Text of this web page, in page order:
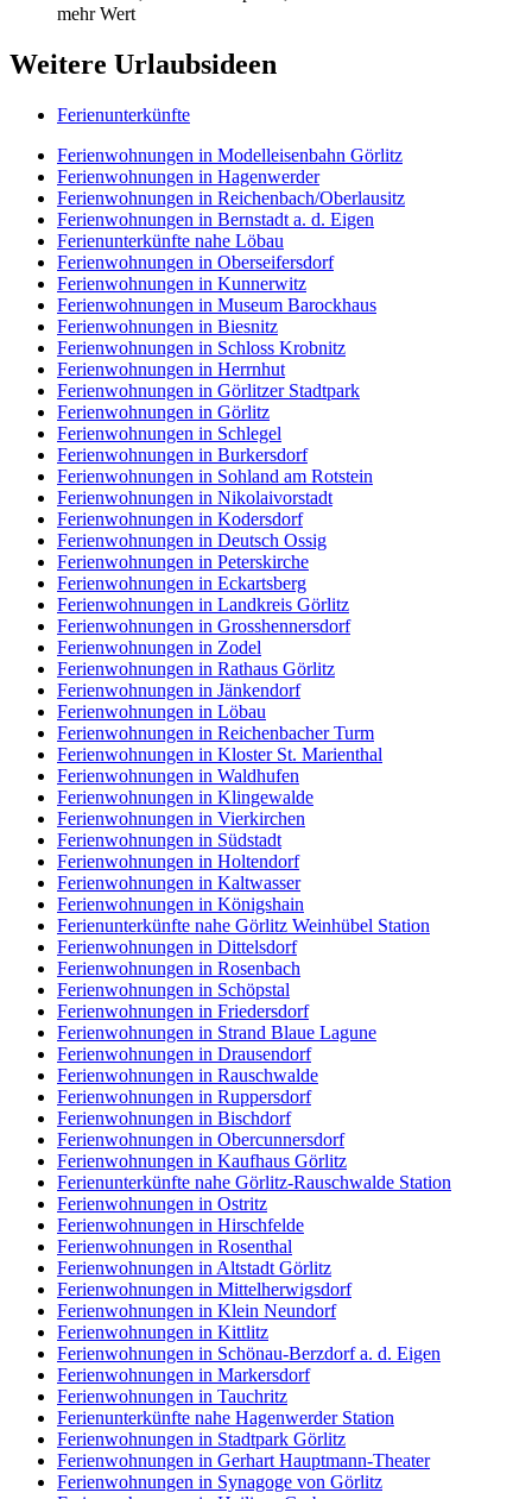
mehr Wert
Weitere Urlaubsideen
Ferienunterkünfte
Ferienwohnungen in Modelleisenbahn Görlitz
Ferienwohnungen in Hagenwerder
Ferienwohnungen in Reichenbach/Oberlausitz
Ferienwohnungen in Bernstadt a. d. Eigen
Ferienunterkünfte nahe Löbau
Ferienwohnungen in Oberseifersdorf
Ferienwohnungen in Kunnerwitz
Ferienwohnungen in Museum Barockhaus
Ferienwohnungen in Biesnitz
Ferienwohnungen in Schloss Krobnitz
Ferienwohnungen in Herrnhut
Ferienwohnungen in Görlitzer Stadtpark
Ferienwohnungen in Görlitz
Ferienwohnungen in Schlegel
Ferienwohnungen in Burkersdorf
Ferienwohnungen in Sohland am Rotstein
Ferienwohnungen in Nikolaivorstadt
Ferienwohnungen in Kodersdorf
Ferienwohnungen in Deutsch Ossig
Ferienwohnungen in Peterskirche
Ferienwohnungen in Eckartsberg
Ferienwohnungen in Landkreis Görlitz
Ferienwohnungen in Grosshennersdorf
Ferienwohnungen in Zodel
Ferienwohnungen in Rathaus Görlitz
Ferienwohnungen in Jänkendorf
Ferienwohnungen in Löbau
Ferienwohnungen in Reichenbacher Turm
Ferienwohnungen in Kloster St. Marienthal
Ferienwohnungen in Waldhufen
Ferienwohnungen in Klingewalde
Ferienwohnungen in Vierkirchen
Ferienwohnungen in Südstadt
Ferienwohnungen in Holtendorf
Ferienwohnungen in Kaltwasser
Ferienwohnungen in Königshain
Ferienunterkünfte nahe Görlitz Weinhübel Station
Ferienwohnungen in Dittelsdorf
Ferienwohnungen in Rosenbach
Ferienwohnungen in Schöpstal
Ferienwohnungen in Friedersdorf
Ferienwohnungen in Strand Blaue Lagune
Ferienwohnungen in Drausendorf
Ferienwohnungen in Rauschwalde
Ferienwohnungen in Ruppersdorf
Ferienwohnungen in Bischdorf
Ferienwohnungen in Obercunnersdorf
Ferienwohnungen in Kaufhaus Görlitz
Ferienunterkünfte nahe Görlitz-Rauschwalde Station
Ferienwohnungen in Ostritz
Ferienwohnungen in Hirschfelde
Ferienwohnungen in Rosenthal
Ferienwohnungen in Altstadt Görlitz
Ferienwohnungen in Mittelherwigsdorf
Ferienwohnungen in Klein Neundorf
Ferienwohnungen in Kittlitz
Ferienwohnungen in Schönau-Berzdorf a. d. Eigen
Ferienwohnungen in Markersdorf
Ferienwohnungen in Tauchritz
Ferienunterkünfte nahe Hagenwerder Station
Ferienwohnungen in Stadtpark Görlitz
Ferienwohnungen in Gerhart Hauptmann-Theater
Ferienwohnungen in Synagoge von Görlitz